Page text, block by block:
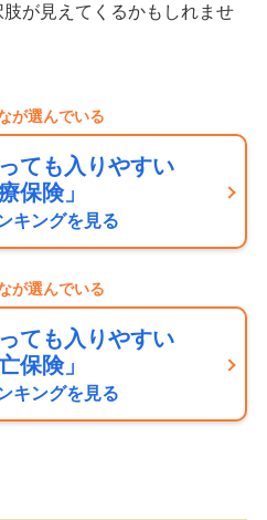
が見えてくるかもしれませ
が選んでいる
ても入りやすい
保険」
キングを見る
が選んでいる
ても入りやすい
保険」
キングを見る